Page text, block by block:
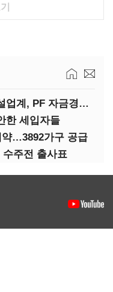
"토지보다 금융이 병목"…건설업계, PF 자금경색 해소 목소리
한 세입자들
약…3892가구 공급
주전 출사표